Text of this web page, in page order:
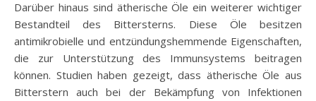
Darüber hinaus sind ätherische Öle ein weiterer wichtiger
Bestandteil des Bittersterns. Diese Öle besitzen
antimikrobielle und entzündungshemmende Eigenschaften,
die zur Unterstützung des Immunsystems beitragen
können. Studien haben gezeigt, dass ätherische Öle aus
Bitterstern auch bei der Bekämpfung von Infektionen